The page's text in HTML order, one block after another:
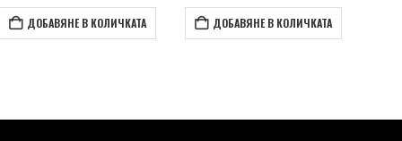
€
ДОБАВЯНЕ В КОЛИЧКАТА ДОБАВЯНЕ В КОЛИЧКАТА